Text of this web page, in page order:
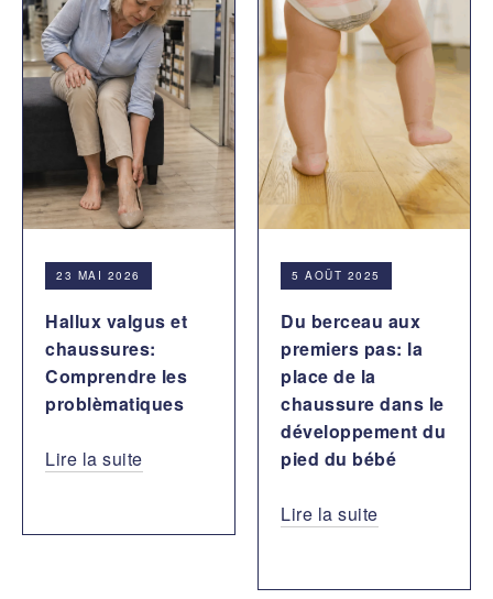
23 MAI 2026
Hallux valgus et
chaussures:
Comprendre les
problèmatiques
Lire la suite
5 AOÛT 2025
Du berceau aux
premiers pas: la
place de la
chaussure dans le
développement du
pied du bébé
Lire la suite